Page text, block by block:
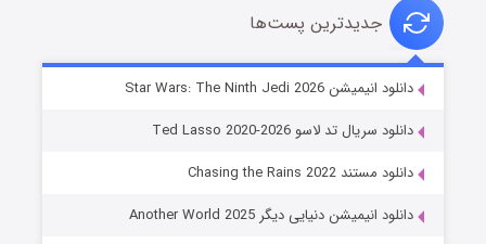
خاندان اژدها فصل ۳
جدیدترین پست‌ها
دانلود انیمیشن Star Wars: The Ninth Jedi 2026
دانلود سریال تد لاسو Ted Lasso 2020-2026
دانلود مستند Chasing the Rains 2022
دانلود انیمیشن دنیایی دیگر Another World 2025